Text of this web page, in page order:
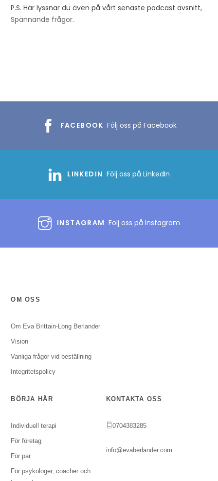
P.S. Här lyssnar du även på vårt senaste podcast avsnitt,
Spännande frågor.
FACEBOOK Följ oss på Facebook
LINKEDIN Följ oss på LinkedIn
INSTAGRAM Följ oss på Instagram
OM OSS
Om Eva Brittain-Long Berlander
Vision
Vanliga frågor vid beställning
Integritetspolicy
BÖRJA HÄR
Individuell terapi
För företag
För par
För psykologer, coacher och
KONTAKTA OSS
0704383285
info@evaberlander.com